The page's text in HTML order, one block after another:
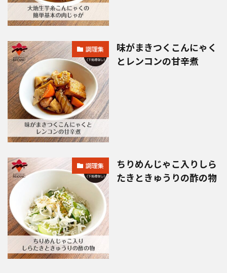
調理集
味がまきつくこんにゃく
とレンコンの甘辛煮
調理集
ちりめんじゃこ入りしら
たきときゅうりの酢の物